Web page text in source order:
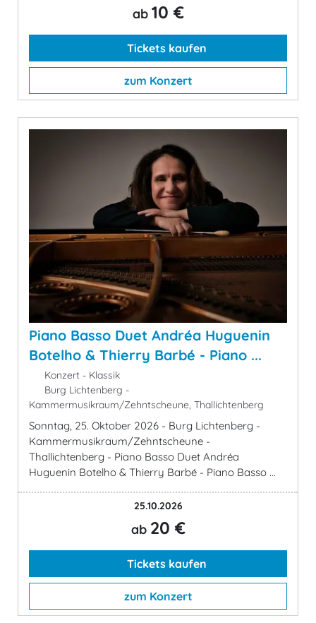
ab 10 €
Tickets kaufen
zum Konzert
Piano Basso Duet Andréa Huguenin
Botelho & Thierry Barbé - Piano ...
Konzert - Klassik
Burg Lichtenberg -
Kammermusikraum/Zehntscheune, Thallichtenberg
Sonntag, 25. Oktober 2026 - Burg Lichtenberg -
Kammermusikraum/Zehntscheune -
Thallichtenberg - Piano Basso Duet Andréa
Huguenin Botelho & Thierry Barbé - Piano Basso ...
25.10.2026
ab 20 €
Tickets kaufen
zum Konzert